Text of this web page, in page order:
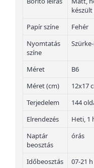
Papír színe
Fehér
Nyomtatás
színe
Méret
B6
Méret (cm)
12x17
Terjedelem
144
Elrendezés
Heti, 1
Naptár
beosztás
órás
Időbeosztás
07-21 h